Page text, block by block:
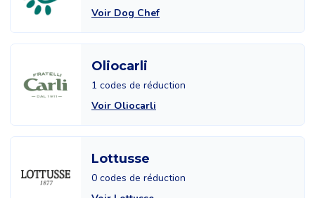
Voir Dog Chef
Oliocarli
1 codes de réduction
Voir Oliocarli
Lottusse
0 codes de réduction